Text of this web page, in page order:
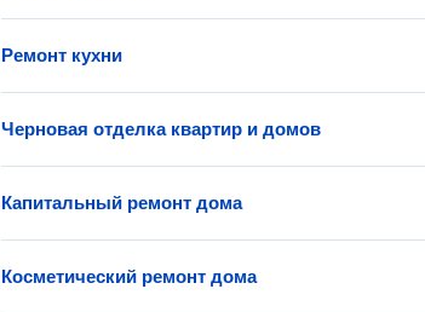
Ремонт кухни
Черновая отделка квартир и домов
Капитальный ремонт дома
Косметический ремонт дома